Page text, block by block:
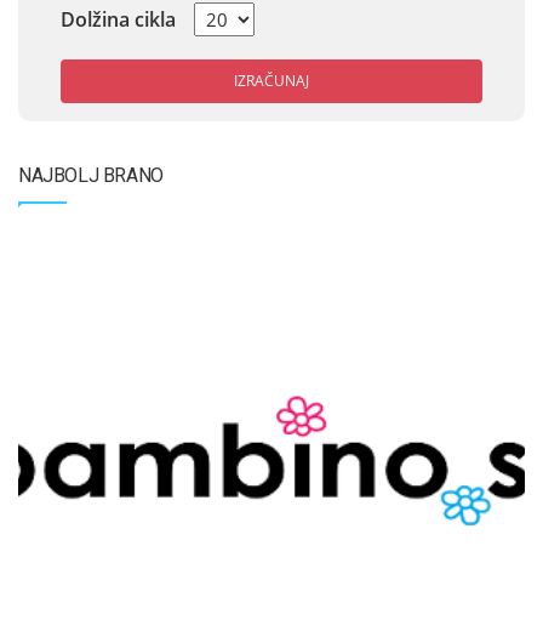
Dolžina cikla
IZRAČUNAJ
NAJBOLJ BRANO